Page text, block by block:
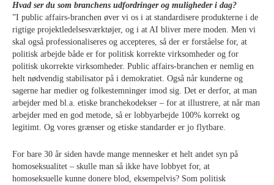
Hvad ser du som branchens udfordringer og muligheder i dag?
”I public affairs-branchen øver vi os i at standardisere produkterne i de
rigtige projektledelsesværktøjer, og i at AI bliver mere moden. Men vi
skal også professionaliseres og accepteres, så der er forståelse for, at
politisk arbejde både er for politisk korrekte virksomheder og for
politisk ukorrekte virksomheder. Public affairs-branchen er nemlig en
helt nødvendig stabilisator på i demokratiet. Også når kunderne og
sagerne har medier og folkestemninger imod sig. Det er derfor, at man
arbejder med bl.a. etiske branchekodekser – for at illustrere, at når man
arbejder med en god metode, så er lobbyarbejde 100% korrekt og
legitimt. Og vores grænser og etiske standarder er jo flytbare.
For bare 30 år siden havde mange mennesker et helt andet syn på
homoseksualitet – skulle man så ikke have lobbyet for, at
homoseksuelle kunne donere blod, eksempelvis? Som politisk